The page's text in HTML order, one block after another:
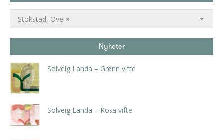
×
Stokstad, Ove
Nyheter
Solveig Landa – Grønn vifte
Solveig Landa – Rosa vifte